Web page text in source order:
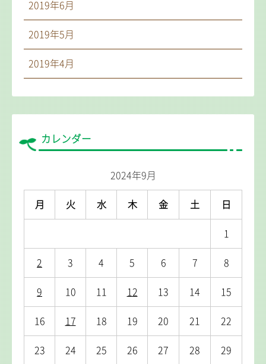
2019年6月
2019年5月
2019年4月
カレンダー
2024年9月
月 火 水 木 金 土 日
1
2 3 4 5 6 7 8
9 10 11 12 13 14 15
16 17 18 19 20 21 22
23 24 25 26 27 28 29